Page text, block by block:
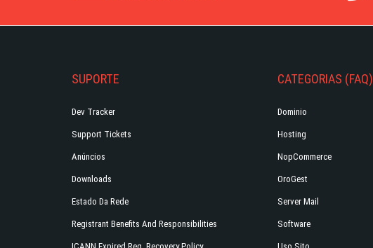
SUPORTE
Dev Tracker
Support Tickets
Anúncios
Downloads
Estado Da Rede
Registrant Benefits And Responsibilities
CATEGORIAS (FAQ)
Dominio
Hosting
NopCommerce
OroGest
Server Mail
Software